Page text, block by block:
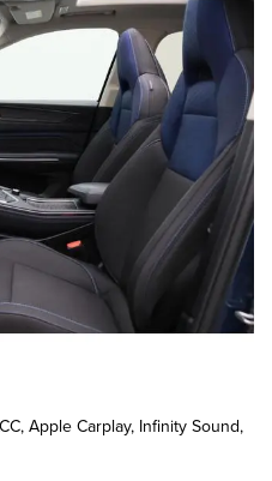
Apple Carplay, Infinity Sound,